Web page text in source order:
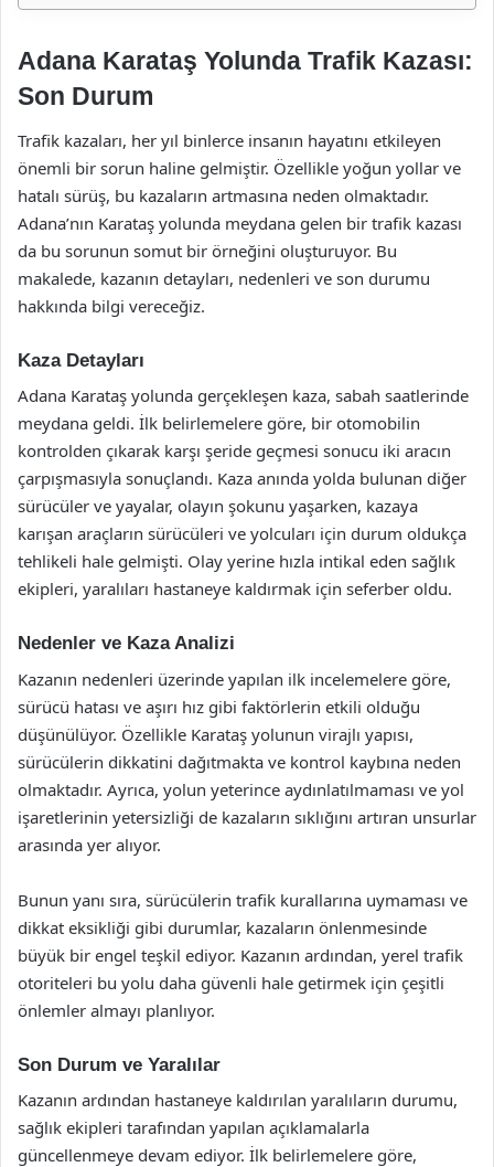
Adana Karataş Yolunda Trafik Kazası:
Son Durum
Trafik kazaları, her yıl binlerce insanın hayatını etkileyen
önemli bir sorun haline gelmiştir. Özellikle yoğun yollar ve
hatalı sürüş, bu kazaların artmasına neden olmaktadır.
Adana’nın Karataş yolunda meydana gelen bir trafik kazası
da bu sorunun somut bir örneğini oluşturuyor. Bu
makalede, kazanın detayları, nedenleri ve son durumu
hakkında bilgi vereceğiz.
Kaza Detayları
Adana Karataş yolunda gerçekleşen kaza, sabah saatlerinde
meydana geldi. İlk belirlemelere göre, bir otomobilin
kontrolden çıkarak karşı şeride geçmesi sonucu iki aracın
çarpışmasıyla sonuçlandı. Kaza anında yolda bulunan diğer
sürücüler ve yayalar, olayın şokunu yaşarken, kazaya
karışan araçların sürücüleri ve yolcuları için durum oldukça
tehlikeli hale gelmişti. Olay yerine hızla intikal eden sağlık
ekipleri, yaralıları hastaneye kaldırmak için seferber oldu.
Nedenler ve Kaza Analizi
Kazanın nedenleri üzerinde yapılan ilk incelemelere göre,
sürücü hatası ve aşırı hız gibi faktörlerin etkili olduğu
düşünülüyor. Özellikle Karataş yolunun virajlı yapısı,
sürücülerin dikkatini dağıtmakta ve kontrol kaybına neden
olmaktadır. Ayrıca, yolun yeterince aydınlatılmaması ve yol
işaretlerinin yetersizliği de kazaların sıklığını artıran unsurlar
arasında yer alıyor.
Bunun yanı sıra, sürücülerin trafik kurallarına uymaması ve
dikkat eksikliği gibi durumlar, kazaların önlenmesinde
büyük bir engel teşkil ediyor. Kazanın ardından, yerel trafik
otoriteleri bu yolu daha güvenli hale getirmek için çeşitli
önlemler almayı planlıyor.
Son Durum ve Yaralılar
Kazanın ardından hastaneye kaldırılan yaralıların durumu,
sağlık ekipleri tarafından yapılan açıklamalarla
güncellenmeye devam ediyor. İlk belirlemelere göre,